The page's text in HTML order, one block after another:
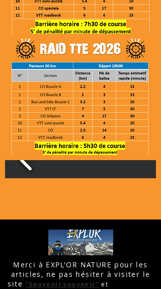
Merci à EXPL'OR NATURE pour les
articles, ne pas hésiter à visiter le
site "Souvenir souvenir" et